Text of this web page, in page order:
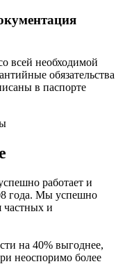
всей необходимой
обязательства
в паспорте
работает и
года. Мы успешно
частных и
на 40% выгоднее,
неоспоримо более